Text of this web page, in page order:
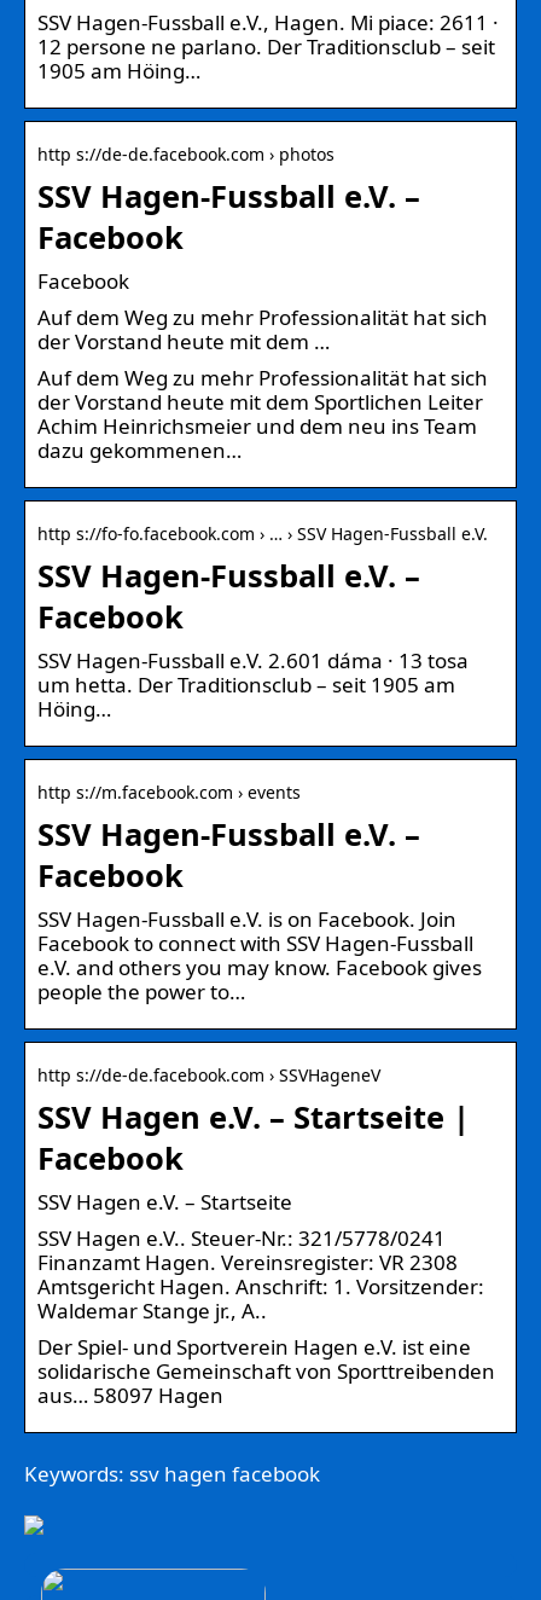
SSV Hagen-Fussball e.V., Hagen. Mi piace: 2611 ·
12 persone ne parlano. Der Traditionsclub – seit
1905 am Höing…
http s://de-de.facebook.com › photos
SSV Hagen-Fussball e.V. –
Facebook
Facebook
Auf dem Weg zu mehr Professionalität hat sich
der Vorstand heute mit dem …
Auf dem Weg zu mehr Professionalität hat sich
der Vorstand heute mit dem Sportlichen Leiter
Achim Heinrichsmeier und dem neu ins Team
dazu gekommenen…
http s://fo-fo.facebook.com › … › SSV Hagen-Fussball e.V.
SSV Hagen-Fussball e.V. –
Facebook
SSV Hagen-Fussball e.V. 2.601 dáma · 13 tosa
um hetta. Der Traditionsclub – seit 1905 am
Höing…
http s://m.facebook.com › events
SSV Hagen-Fussball e.V. –
Facebook
SSV Hagen-Fussball e.V. is on Facebook. Join
Facebook to connect with SSV Hagen-Fussball
e.V. and others you may know. Facebook gives
people the power to…
http s://de-de.facebook.com › SSVHageneV
SSV Hagen e.V. – Startseite |
Facebook
SSV Hagen e.V. – Startseite
SSV Hagen e.V.. Steuer-Nr.: 321/5778/0241
Finanzamt Hagen. Vereinsregister: VR 2308
Amtsgericht Hagen. Anschrift: 1. Vorsitzender:
Waldemar Stange jr., A..
Der Spiel- und Sportverein Hagen e.V. ist eine
solidarische Gemeinschaft von Sporttreibenden
aus… 58097 Hagen
Keywords: ssv hagen facebook